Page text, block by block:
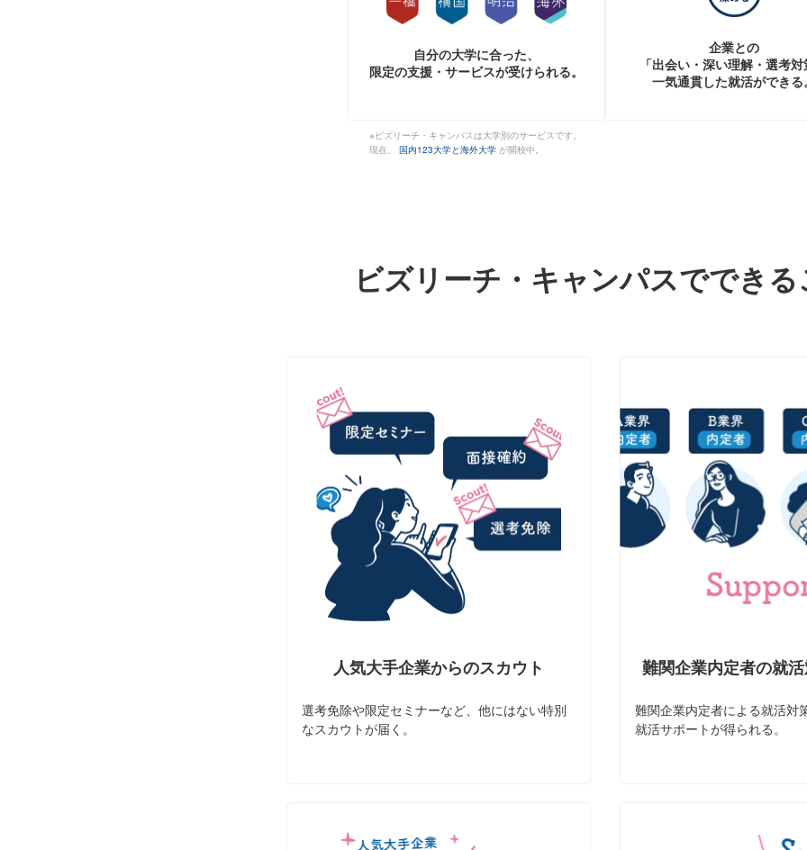
自分の大学に合った、
限定の支援・サービスが受けられる。
※ビズリーチ・キャンパスは大学別のサービスです。
現在、 国内123大学と海外大学 が開校中。
企業との
「出会い・深い理解・選考
一気通貫した就活ができる
ビズリーチ・キャンパスでできる
人気大手企業からのスカウト
選考免除や限定セミナーなど、他にはない特別
なスカウトが届く。
難関企業内定者の就
難関企業内定者による就活対
就活サポートが得られる。